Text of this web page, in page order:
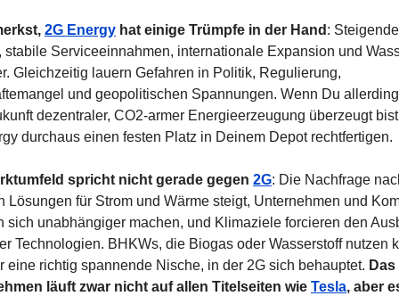
2G Energy hat einige Trümpfe in der Hand : Steigende
stabile Serviceeinnahmen, internationale Expansion und
Gleichzeitig lauern Gefahren in Politik, Regulierung,
und geopolitischen Spannungen. Wenn Du
dezentraler, CO2-armer Energieerzeugung überzeugt
durchaus einen festen Platz in Deinem Depot rechtfertigen.
spricht nicht gerade gegen 2G: Die Nachfrage
Lösungen für Strom und Wärme steigt, Unternehmen und
sich unabhängiger machen, und Klimaziele forcieren den
Technologien. BHKWs, die Biogas oder Wasserstoff nutzen
eine richtig spannende Nische, in der 2G sich behauptet. Das
läuft zwar nicht auf allen Titelseiten wie Tesla, aber